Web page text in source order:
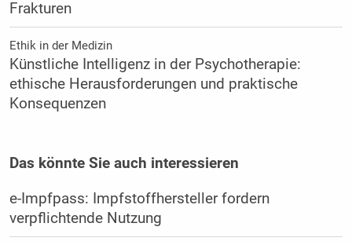
Frakturen
Ethik in der Medizin
Künstliche Intelligenz in der Psychotherapie:
ethische Herausforderungen und praktische
Konsequenzen
Das könnte Sie auch interessieren
e-Impfpass: Impfstoffhersteller fordern
verpflichtende Nutzung